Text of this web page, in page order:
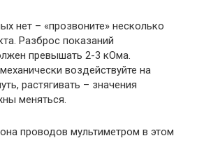
нет – «прозвоните» несколько
Разброс показаний
превышать 2-3 кОма.
воздействуйте на
растягивать – значения
меняться.
проводов мультиметром в этом